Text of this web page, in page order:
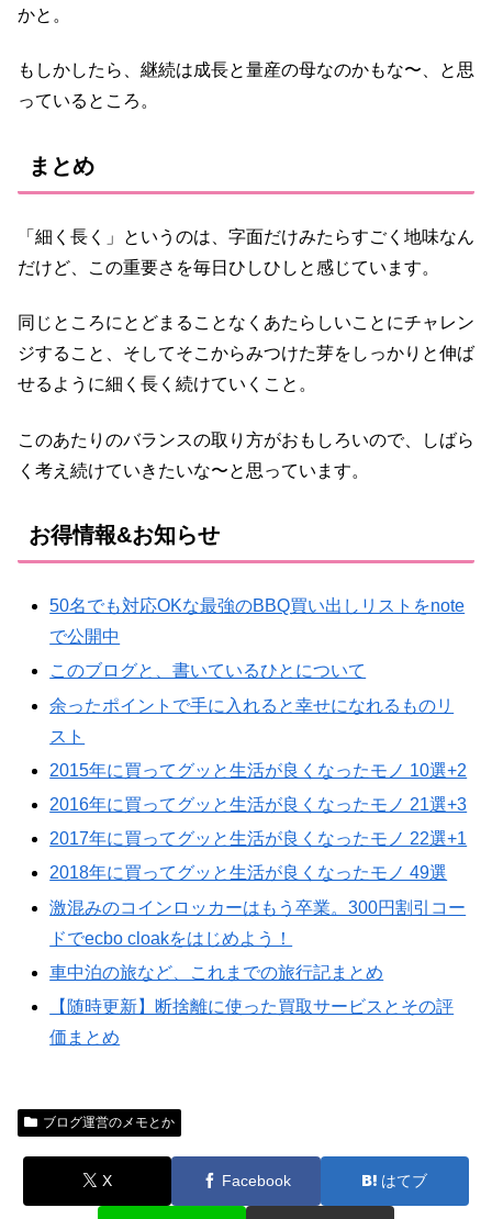
かと。
もしかしたら、継続は成長と量産の母なのかもな〜、と思
っているところ。
まとめ
「細く長く」というのは、字面だけみたらすごく地味なん
だけど、この重要さを毎日ひしひしと感じています。
同じところにとどまることなくあたらしいことにチャレン
ジすること、そしてそこからみつけた芽をしっかりと伸ば
せるように細く長く続けていくこと。
このあたりのバランスの取り方がおもしろいので、しばら
く考え続けていきたいな〜と思っています。
お得情報&お知らせ
50名でも対応OKな最強のBBQ買い出しリストをnote
で公開中
このブログと、書いているひとについて
余ったポイントで手に入れると幸せになれるものリ
スト
2015年に買ってグッと生活が良くなったモノ 10選+2
2016年に買ってグッと生活が良くなったモノ 21選+3
2017年に買ってグッと生活が良くなったモノ 22選+1
2018年に買ってグッと生活が良くなったモノ 49選
激混みのコインロッカーはもう卒業。300円割引コー
ドでecbo cloakをはじめよう！
車中泊の旅など、これまでの旅行記まとめ
【随時更新】断捨離に使った買取サービスとその評
価まとめ
ブログ運営のメモとか
X Facebook はてブ